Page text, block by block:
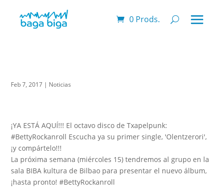
0 Prods.
Feb 7, 2017 | Noticias
¡YA ESTÁ AQUÍ!!! El octavo disco de Txapelpunk:
#BettyRockanroll Escucha ya su primer single, 'Olentzerori',
¡y compártelo!!!
La próxima semana (miércoles 15) tendremos al grupo en la
sala BIBA kultura de Bilbao para presentar el nuevo álbum,
¡hasta pronto! #BettyRockanroll